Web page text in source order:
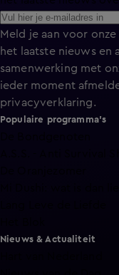
Meld je aan voor
het laatste nieuws en
samenwerking met
ieder moment
privacyverklaring.
Populaire programma's
Nieuws & Actualiteit